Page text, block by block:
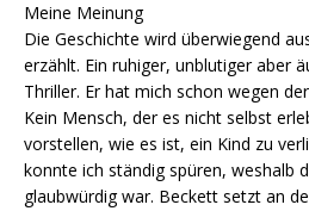
Meine Meinung
Die Geschichte wird überwiegend
erzählt. Ein ruhiger, unblutiger aber
Thriller. Er hat mich schon wegen
Kein Mensch, der es nicht selbst
vorstellen, wie es ist, ein Kind zu
konnte ich ständig spüren, weshalb
glaubwürdig war. Beckett setzt an